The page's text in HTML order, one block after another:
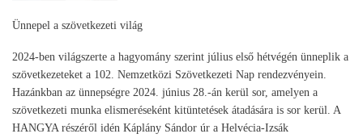
Ünnepel a szövetkezeti világ
2024-ben világszerte a hagyomány szerint július első hétvégén ünneplik a
szövetkezeteket a 102. Nemzetközi Szövetkezeti Nap rendezvényein.
Hazánkban az ünnepségre 2024. június 28.-án kerül sor, amelyen a
szövetkezeti munka elismeréseként kitüntetések átadására is sor kerül. A
HANGYA részéről idén Káplány Sándor úr a Helvécia-Izsák